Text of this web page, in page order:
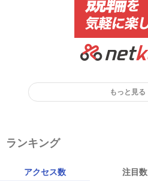
もっと見る
ランキング
アクセス数 注目数